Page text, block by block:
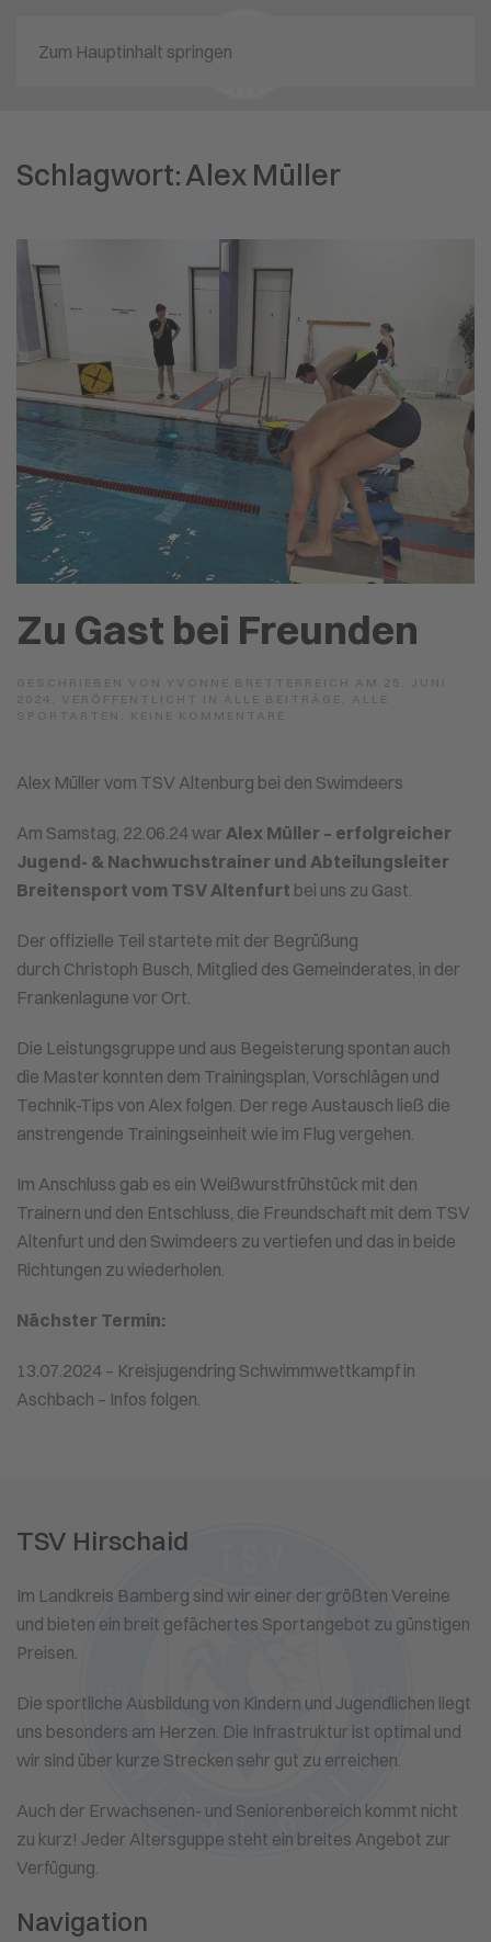
Zum Hauptinhalt springen
Schlagwort:Alex Müller
Zu Gast bei Freunden
FREUNDEN
Alex Müller vom TSV Altenburg bei den Swimdeers
Am Samstag, 22.06.24 war Alex Müller – erfolgreicher
Jugend- & Nachwuchstrainer und Abteilungsleiter
Breitensport vom TSV Altenfurt bei uns zu Gast.
Der offizielle Teil startete mit der Begrüßung
durch Christoph Busch, Mitglied des Gemeinderates, in der
Frankenlagune vor Ort.
Die Leistungsgruppe und aus Begeisterung spontan auch
die Master konnten dem Trainingsplan, Vorschlägen und
Technik-Tips von Alex folgen. Der rege Austausch ließ die
anstrengende Trainingseinheit wie im Flug vergehen.
Im Anschluss gab es ein Weißwurstfrühstück mit den
Trainern und den Entschluss, die Freundschaft mit dem TSV
Altenfurt und den Swimdeers zu vertiefen und das in beide
Richtungen zu wiederholen.
Nächster Termin:
13.07.2024 – Kreisjugendring Schwimmwettkampf in
Aschbach – Infos folgen.
TSV Hirschaid
Im Landkreis Bamberg sind wir einer der größten Vereine
und bieten ein breit gefächertes Sportangebot zu günstigen
Preisen.
Die sportliche Ausbildung von Kindern und Jugendlichen liegt
uns besonders am Herzen. Die Infrastruktur ist optimal und
wir sind über kurze Strecken sehr gut zu erreichen.
Auch der Erwachsenen- und Seniorenbereich kommt nicht
zu kurz! Jeder Altersguppe steht ein breites Angebot zur
Verfügung.
Navigation